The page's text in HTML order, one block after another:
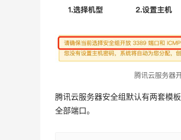
腾讯云服务器
腾讯云服务器安全组默认有两套模
全部端口。